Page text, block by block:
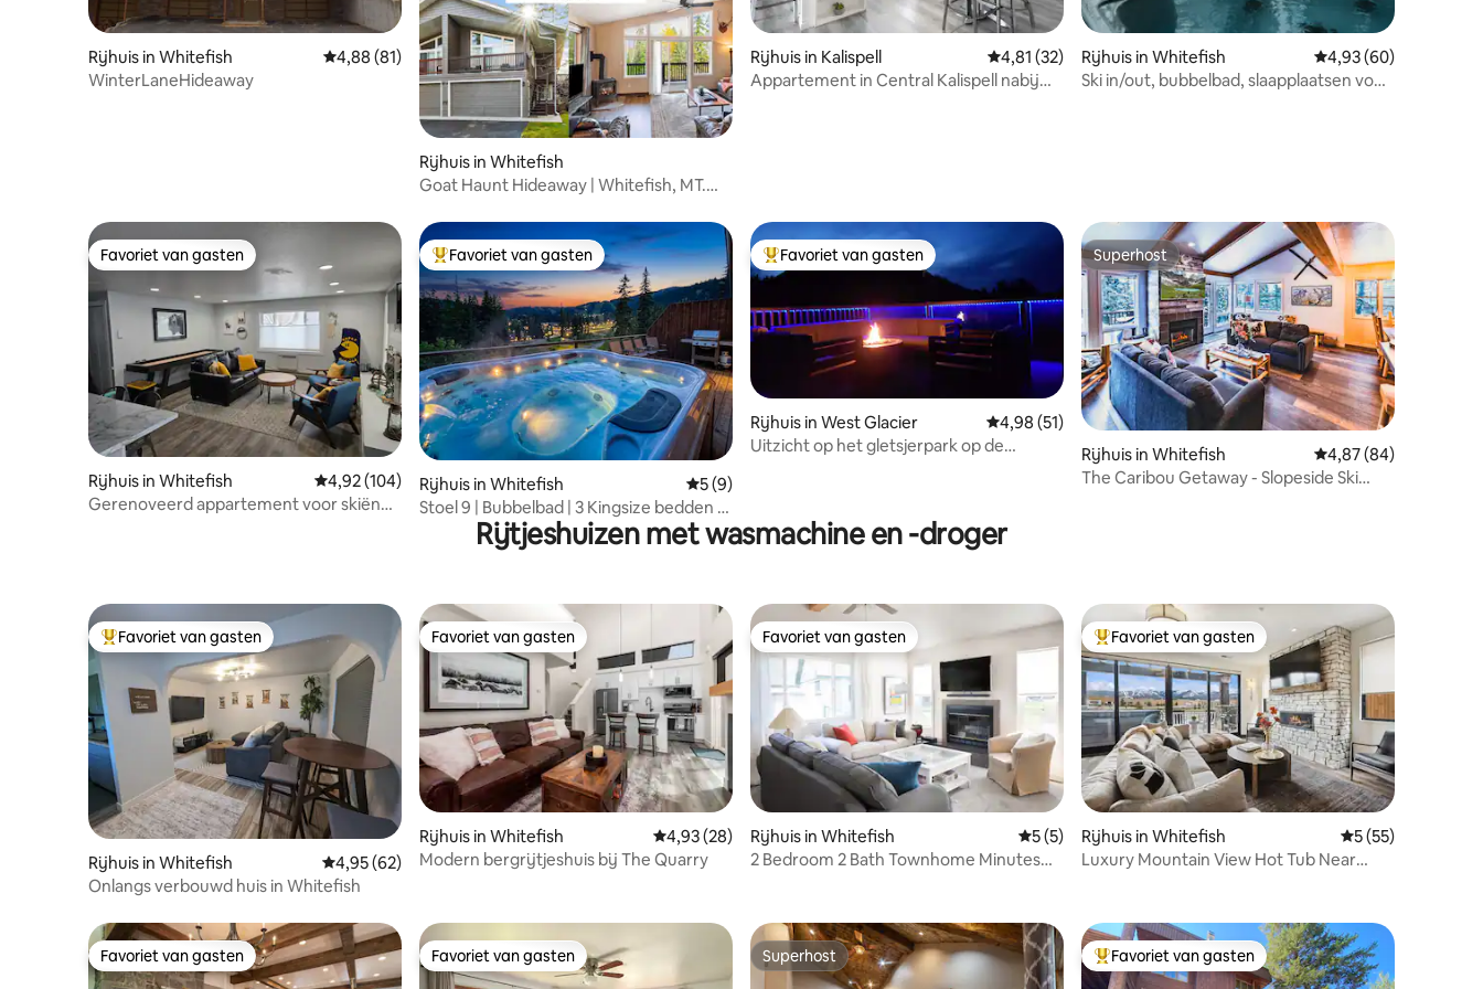
Rijhuis in Whitefish Gemiddelde beoordeling van 4,88 op 5, 81 recensies
4,88 (81)
WinterLaneHideaway
Rijhuis in Whitefish
Goat Haunt Hideaway | Whitefish, MT.
Rijhuis in Kalispell Gemiddelde beoordeling van 4,81 op 5, 32 recensies
4,81 (32)
Appartement in Central Kalispell nabij
Rijhuis in Whitefish Gemiddelde
4,93 (60)
Ski in/out, bubbelbad, slaapplaatsen voor
Favoriet van gasten
Favoriet van gasten
Rijhuis in Whitefish Gemiddelde beoordeling van 4,92 op 5, 104 recensies
4,92 (104)
Gerenoveerd appartement voor skiën
Topfavoriet van gasten
Favoriet van gasten
Rijhuis in Whitefish Gemiddelde beoordeling van 5 op 5, 9 recensies
5 (9)
Stoel 9 | Bubbelbad | 3 Kingsize bedden |
2 gashaarden
Topfavoriet van gasten
Favoriet van gasten
Rijhuis in West Glacier Gemiddelde beoordeling van 4,98 op 5, 51 recensies
4,98 (51)
Uitzicht op het gletsjerpark op de
Superhost
Superhost
Rijhuis in Whitefish Gemiddelde
4,87 (84)
The Caribou Getaway - Slopeside Ski
Rijtjeshuizen met wasmachine en -droger
Topfavoriet van gasten
Favoriet van gasten
Rijhuis in Whitefish Gemiddelde beoordeling van 4,95 op 5, 62 recensies
4,95 (62)
Onlangs verbouwd huis in Whitefish
Favoriet van gasten
Favoriet van gasten
Rijhuis in Whitefish Gemiddelde beoordeling van 4,93 op 5, 28 recensies
4,93 (28)
Modern bergrijtjeshuis bij The Quarry
Favoriet van gasten
Favoriet van gasten
Rijhuis in Whitefish Gemiddelde beoordeling van 5 op 5, 5 recensies
5 (5)
2 Bedroom 2 Bath Townhome Minutes
Topfavoriet van gasten
Favoriet van gasten
Rijhuis in Whitefish Gemiddelde
5 (55)
Luxury Mountain View Hot Tub Near
Favoriet van gasten
Favoriet van gasten Favoriet van gasten
Favoriet van gasten Superhost
Superhost Topfavoriet van gasten
Favoriet van gasten